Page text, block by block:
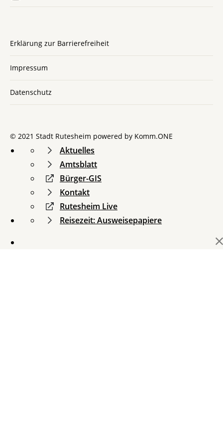
Erklärung zur Barrierefreiheit
Impressum
Datenschutz
© 2021 Stadt Rutesheim powered by Komm.ONE
Aktuelles
Amtsblatt
Bürger-GIS
Kontakt
Rutesheim Live
Reisezeit: Ausweisepapiere